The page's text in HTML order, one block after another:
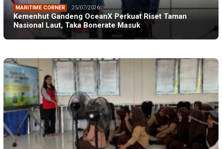
MARITIME CORNER 25/07/2026
Kemenhut Gandeng OceanX Perkuat Riset Taman
Nasional Laut, Taka Bonerate Masuk